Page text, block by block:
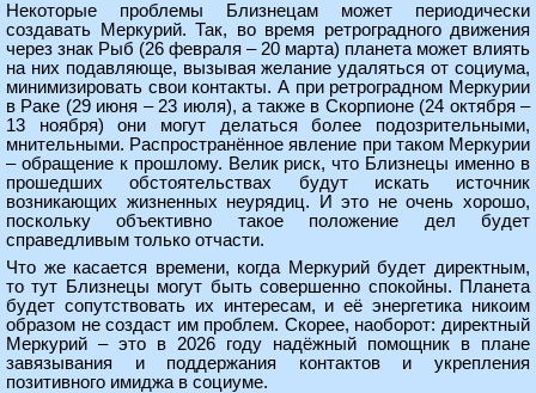
Некоторые проблемы Близнецам может периодически
создавать Меркурий. Так, во время ретроградного движения
через знак Рыб (26 февраля – 20 марта) планета может влиять
на них подавляюще, вызывая желание удаляться от социума,
минимизировать свои контакты. А при ретроградном Меркурии
в Раке (29 июня – 23 июля), а также в Скорпионе (24 октября –
13 ноября) они могут делаться более подозрительными,
мнительными. Распространённое явление при таком Меркурии
– обращение к прошлому. Велик риск, что Близнецы именно в
прошедших обстоятельствах будут искать источник
возникающих жизненных неурядиц. И это не очень хорошо,
поскольку объективно такое положение дел будет
справедливым только отчасти.
Что же касается времени, когда Меркурий будет директным,
то тут Близнецы могут быть совершенно спокойны. Планета
будет сопутствовать их интересам, и её энергетика никоим
образом не создаст им проблем. Скорее, наоборот: директный
Меркурий – это в 2026 году надёжный помощник в плане
завязывания и поддержания контактов и укрепления
позитивного имиджа в социуме.